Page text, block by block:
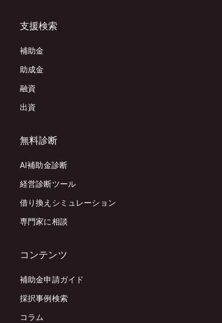
支援検索
補助金
助成金
融資
出資
無料診断
AI補助金診断
経営診断ツール
借り換えシミュレーション
専門家に相談
コンテンツ
補助金申請ガイド
採択事例検索
コラム